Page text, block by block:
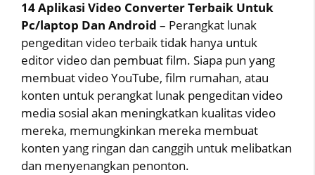
14 Aplikasi Video Converter Terbaik Untuk
Pc/laptop Dan Android – Perangkat lunak
pengeditan video terbaik tidak hanya untuk
editor video dan pembuat film. Siapa pun yang
membuat video YouTube, film rumahan, atau
konten untuk perangkat lunak pengeditan video
media sosial akan meningkatkan kualitas video
mereka, memungkinkan mereka membuat
konten yang ringan dan canggih untuk melibatkan
dan menyenangkan penonton.